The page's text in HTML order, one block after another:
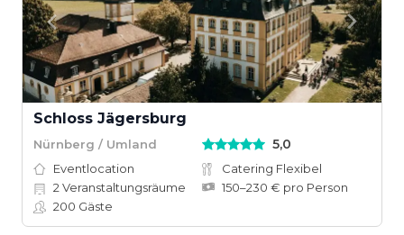
Schloss Jägersburg
Nürnberg / Umland 5,0
Eventlocation
Catering Flexibel
2 Veranstaltungsräume
150–230 € pro Person
200 Gäste